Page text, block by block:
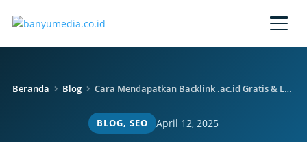
Beranda Blog Cara Mendapatkan Backlink .ac.id Gratis & Legal
BLOG, SEO April 12, 2025